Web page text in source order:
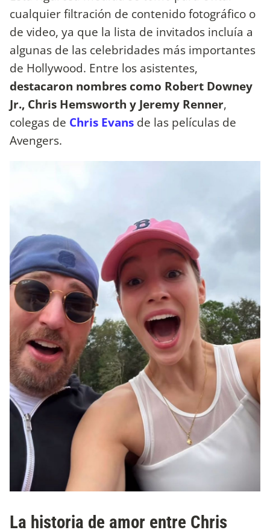
cualquier filtración de contenido fotográfico o
de video, ya que la lista de invitados incluía a
algunas de las celebridades más importantes
de Hollywood. Entre los asistentes,
destacaron nombres como Robert Downey
Jr., Chris Hemsworth y Jeremy Renner,
colegas de Chris Evans de las películas de
Avengers.
La historia de amor entre Chris